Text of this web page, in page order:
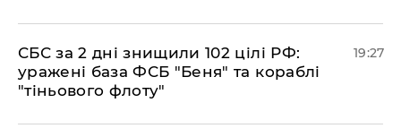
​СБС за 2 дні знищили 102 цілі РФ:
уражені база ФСБ "Беня" та кораблі
"тіньового флоту"
19:27